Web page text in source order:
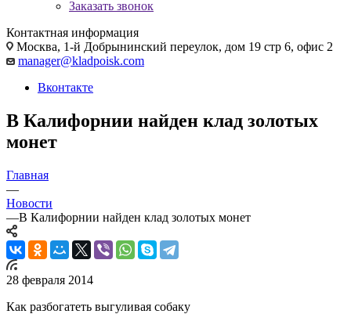
Заказать звонок
Контактная информация
Москва, 1-й Добрынинский переулок, дом 19 стр 6, офис 2
manager@kladpoisk.com
Вконтакте
В Калифорнии найден клад золотых
монет
Главная
—
Новости
—В Калифорнии найден клад золотых монет
28 февраля 2014
Как разбогатеть выгуливая собаку